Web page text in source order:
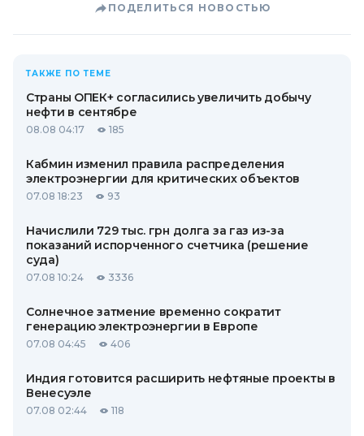
ПОДЕЛИТЬСЯ НОВОСТЬЮ
ТАКЖЕ ПО ТЕМЕ
Страны ОПЕК+ согласились увеличить добычу
нефти в сентябре
08.08 04:17 185
Кабмин изменил правила распределения
электроэнергии для критических объектов
07.08 18:23 93
Начислили 729 тыс. грн долга за газ из-за
показаний испорченного счетчика (решение
суда)
07.08 10:24 3336
Солнечное затмение временно сократит
генерацию электроэнергии в Европе
07.08 04:45 406
Индия готовится расширить нефтяные проекты в
Венесуэле
07.08 02:44 118